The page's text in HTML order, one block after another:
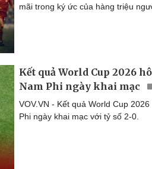
mãi trong ký ức của hàng triệu
Kết quả World Cup 2026
Nam Phi ngày khai mạc
VOV.VN - Kết quả World Cup
Phi ngày khai mạc với tỷ số 2-0.